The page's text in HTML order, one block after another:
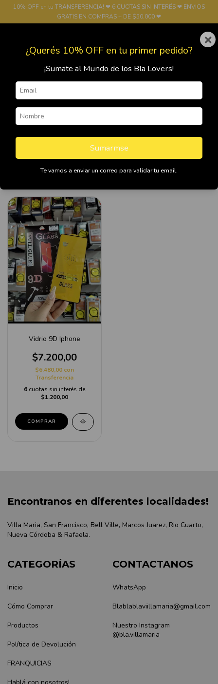
10% OFF en tu TRANSFERENCIA! ❤ 6 CUOTAS SIN INTERÉS ❤ ENVIOS
GRATIS EN COMPRAS + DE $50.000 ❤
0
Inicio > VIDRIOS 9D
VIDRIOS 9D
Vidrio 9D Iphone
$7.200,00
$6.480,00 con
Transferencia
6 cuotas sin interés de
$1.200,00
COMPRAR
Encontranos en diferentes localidades!
Villa Maria, San Francisco, Bell Ville, Marcos Juarez, Rio Cuarto,
Nueva Córdoba & Rafaela.
CATEGORÍAS
Inicio
Cómo Comprar
Productos
Política de Devolución
FRANQUICIAS
CONTACTANOS
WhatsApp
Blablablaviillamaria@gmail.com
Nuestro Instagram
@bla.villamaria
×
¿Querés 10% OFF en tu primer pedido?
¡Sumate al Mundo de los Bla Lovers!
Sumarmse
Te vamos a enviar un correo para validar tu email.